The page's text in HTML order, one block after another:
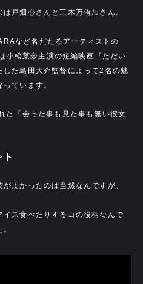
戸畑心さんと三木万侑加さん。
など名だたるアーティストの
小松菜奈主演の短編映画『ただい
した島田大介監督によって2名の魅
ています。
た『会った事も見た事も無い彼女
よかったのは当然なんですが、
ス食べたりするコの役柄なんで